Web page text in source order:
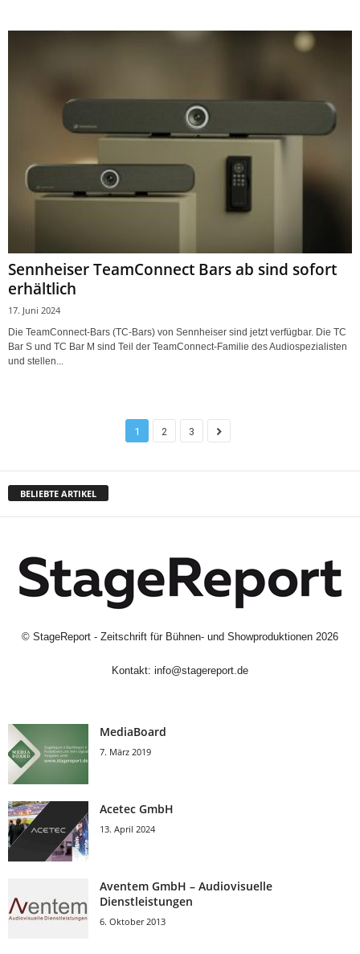
Sennheiser TeamConnect Bars ab sind sofort
erhältlich
17. Juni 2024
Die TeamConnect-Bars (TC-Bars) von Sennheiser sind jetzt verfügbar. Die TC
Bar S und TC Bar M sind Teil der TeamConnect-Familie des Audiospezialisten
und stellen...
1 2 3
BELIEBTE ARTIKEL
© StageReport - Zeitschrift für Bühnen- und Showproduktionen 2026
Kontakt: info@stagereport.de
MediaBoard
7. März 2019
Acetec GmbH
13. April 2024
Aventem GmbH – Audiovisuelle
Dienstleistungen
6. Oktober 2013